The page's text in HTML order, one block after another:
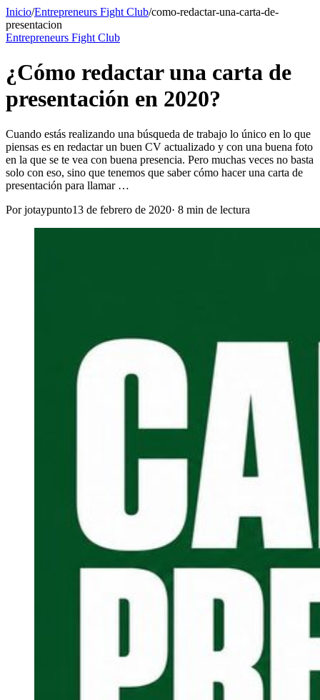
Inicio/Entrepreneurs Fight Club/como-redactar-una-carta-de-
presentacion
Entrepreneurs Fight Club
¿Cómo redactar una carta de
presentación en 2020?
Cuando estás realizando una búsqueda de trabajo lo único en lo que
piensas es en redactar un buen CV actualizado y con una buena foto
en la que se te vea con buena presencia. Pero muchas veces no basta
solo con eso, sino que tenemos que saber cómo hacer una carta de
presentación para llamar …
Porjotaypunto13 de febrero de 2020· 8 min de lectura